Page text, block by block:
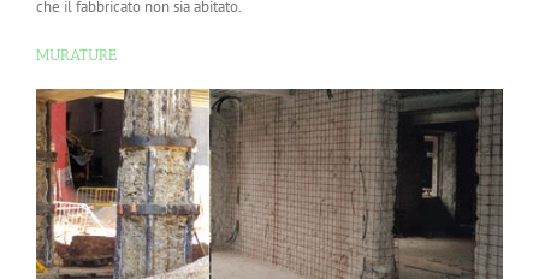
che il fabbricato non sia abitato.
MURATURE